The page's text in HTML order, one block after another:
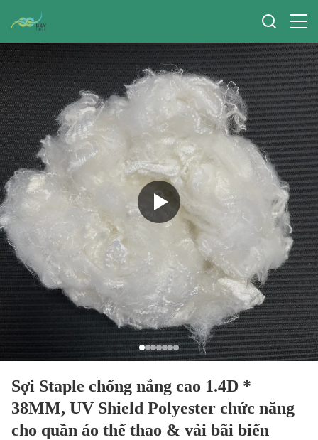
Sợi Staple chống nắng cao 1.4D *
38MM, UV Shield Polyester chức năng
cho quần áo thể thao & vải bãi biển